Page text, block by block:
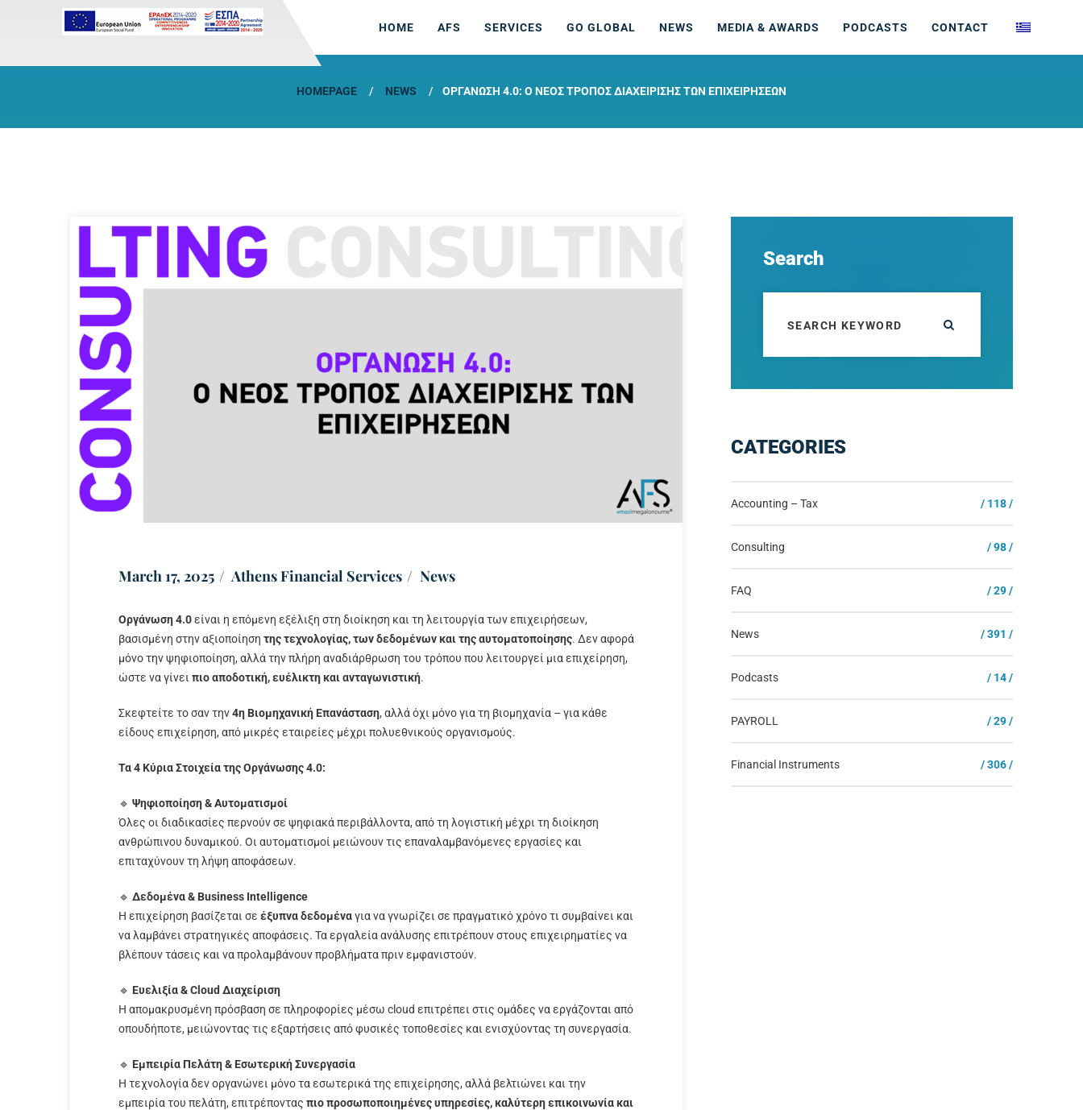
HOME AFS SERVICES GO GLOBAL NEWS MEDIA & AWARDS PODCASTS CONTACT
HOMEPAGE NEWS ΟΡΓΑΝΩΣΗ 4.0: Ο ΝΕΟΣ ΤΡΟΠΟΣ ΔΙΑΧΕΙΡΙΣΗΣ ΤΩΝ ΕΠΙΧΕΙΡΗΣΕΩΝ
March 17, 2025 Athens Financial Services News
Οργάνωση 4.0είναι η επόμενη εξέλιξη στη διοίκηση και τη λειτουργία των επιχειρήσεων,
βασισμένη στην αξιοποίηση της τεχνολογίας, των δεδομένων και της αυτοματοποίησης. Δεν αφορά
μόνο την ψηφιοποίηση, αλλά την πλήρη αναδιάρθρωση του τρόπου που λειτουργεί μια επιχείρηση,
ώστε να γίνει πιο αποδοτική, ευέλικτη και ανταγωνιστική.
Σκεφτείτε το σαν την4η Βιομηχανική Επανάσταση, αλλά όχι μόνο για τη βιομηχανία – για κάθε
είδους επιχείρηση, από μικρές εταιρείες μέχρι πολυεθνικούς οργανισμούς.
Τα 4 Κύρια Στοιχεία της Οργάνωσης 4.0:
🔹 Ψηφιοποίηση & Αυτοματισμοί
Όλες οι διαδικασίες περνούν σε ψηφιακά περιβάλλοντα, από τη λογιστική μέχρι τη διοίκηση
ανθρώπινου δυναμικού. Οι αυτοματισμοί μειώνουν τις επαναλαμβανόμενες εργασίες και
επιταχύνουν τη λήψη αποφάσεων.
🔹 Δεδομένα & Business Intelligence
Η επιχείρηση βασίζεται σε έξυπνα δεδομέναγια να γνωρίζει σε πραγματικό χρόνο τι συμβαίνει και
να λαμβάνει στρατηγικές αποφάσεις. Τα εργαλεία ανάλυσης επιτρέπουν στους επιχειρηματίες να
βλέπουν τάσεις και να προλαμβάνουν προβλήματα πριν εμφανιστούν.
🔹 Ευελιξία & Cloud Διαχείριση
Η απομακρυσμένη πρόσβαση σε πληροφορίες μέσω cloud επιτρέπει στις ομάδες να εργάζονται από
οπουδήποτε, μειώνοντας τις εξαρτήσεις από φυσικές τοποθεσίες και ενισχύοντας τη συνεργασία.
🔹 Εμπειρία Πελάτη & Εσωτερική Συνεργασία
Η τεχνολογία δεν οργανώνει μόνο τα εσωτερικά της επιχείρησης, αλλά βελτιώνει και την
εμπειρία του πελάτη, επιτρέποντας πιο προσωποποιημένες υπηρεσίες, καλύτερη επικοινωνία και
Search
CATEGORIES
Accounting – Tax / 118 /
Consulting / 98 /
FAQ / 29 /
News / 391 /
Podcasts / 14 /
PAYROLL / 29 /
Financial Instruments / 306 /